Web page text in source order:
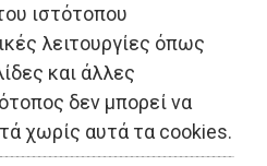
ιστότοπου
λειτουργίες όπως
και άλλες
δεν μπορεί να
χωρίς αυτά τα cookies.